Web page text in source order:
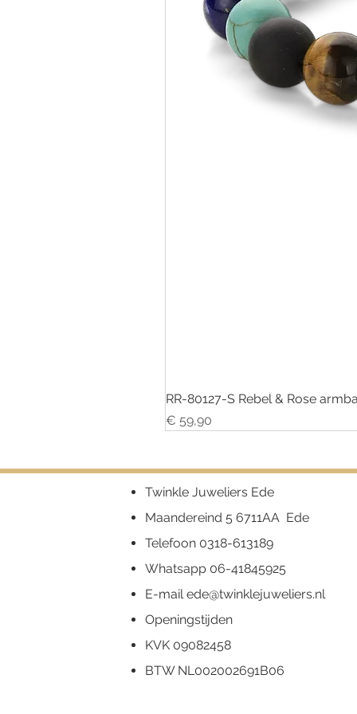
RR-80127-S Rebel & Rose
Prijs
€ 59,90
Twinkle Juweliers Ede
Maandereind 5 6711AA Ede
Telefoon 0318-613189
Whatsapp 06-41845925
E-mailede@twinklejuweliers.nl
Openingstijden
KVK 09082458
BTW NL002002691B06